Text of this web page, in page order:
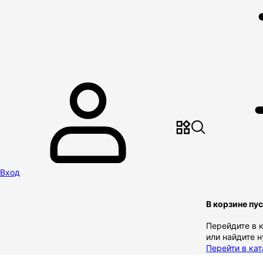
Вход
В корзине
Перейдите в
или найдите
Перейти в